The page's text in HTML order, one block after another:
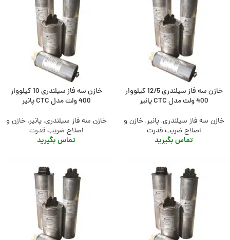
خازن سه فاز سیلندری 12/5 کیلووار
400 ولت مدل CTC پانیر
خازن سه فاز سیلندری,پانیر,خازن و
اصلاح ضریب قدرت
تماس بگیرید
خازن سه فاز سیلندری 10 کیلووار
400 ولت مدل CTC پانیر
خازن سه فاز سیلندری,پانیر,خازن و
اصلاح ضریب قدرت
تماس بگیرید